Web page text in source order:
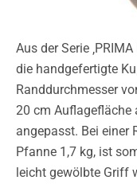
Aus der Serie
die handgefertigte
Randdurchmesser
20 cm Auflagefläche
angepasst. Bei einer
Pfanne 1,7 kg, ist
leicht gewölbte Griff